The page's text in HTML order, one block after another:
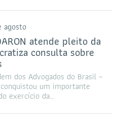
agosto
atende pleito da
consulta sobre
dos Advogados do Brasil –
conquistou um importante
exercício da…